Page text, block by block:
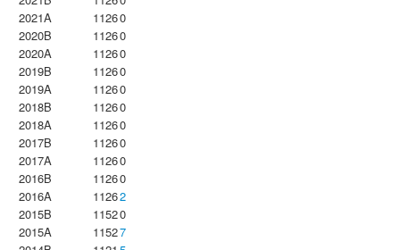
2021A
11260
2020B
11260
2020A
11260
2019B
11260
2019A
11260
2018B
11260
2018A
11260
2017B
11260
2017A
11260
2016B
11260
2016A
11262
2015B
11520
2015A
11527